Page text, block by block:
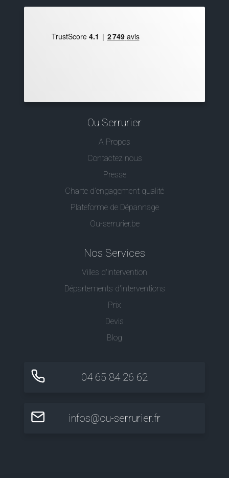
Ou Serrurier
A Propos
Contactez nous
Presse
Charte d’engagement qualité
Plateforme de Dépannage
Ou-serrurier.be
Nos Services
Villes d'intervention
Départements d'interventions
Prix
Devis
Blog
04 65 84 26 62
infos@ou-serrurier.fr